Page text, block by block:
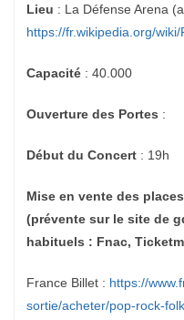
Lieu : La Défense Arena
https://fr.wikipedia.org/
Capacité: 40.000
Ouverture des Portes :
Début du Concert: 19h
Mise en vente des
(prévente sur le site de
habituels : Fnac,
France Billet : https://
sortie/acheter/pop-rock-